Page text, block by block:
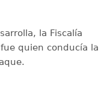
la Fiscalía
quien conducía la